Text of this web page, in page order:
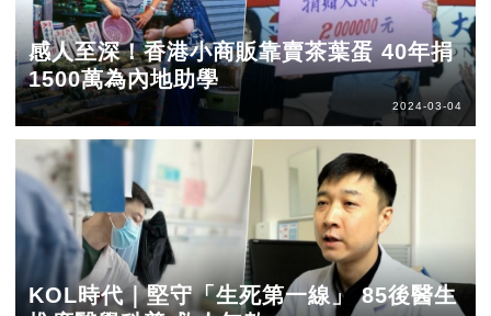
感人至深！香港小商販靠賣茶葉蛋 40年捐
1500萬為內地助學
2024-03-04
KOL時代｜堅守「生死第一線」 85後醫生